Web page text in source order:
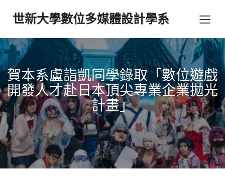
世新大學數位多媒體設計學系
賀本系盧詣凱同學錄取「數位遊戲
開發人才赴日本頂尖專業企業拋光
計畫」